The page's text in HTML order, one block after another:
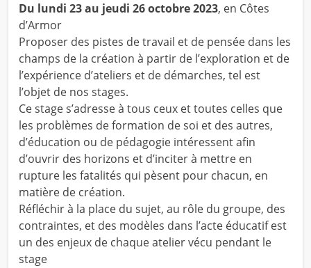
Du lundi 23 au jeudi 26 octobre 2023, en Côtes
d’Armor
Proposer des pistes de travail et de pensée dans les
champs de la création à partir de l’exploration et de
l’expérience d’ateliers et de démarches, tel est
l’objet de nos stages.
Ce stage s’adresse à tous ceux et toutes celles que
les problèmes de formation de soi et des autres,
d’éducation ou de pédagogie intéressent afin
d’ouvrir des horizons et d’inciter à mettre en
rupture les fatalités qui pèsent pour chacun, en
matière de création.
Réfléchir à la place du sujet, au rôle du groupe, des
contraintes, et des modèles dans l’acte éducatif est
un des enjeux de chaque atelier vécu pendant le
stage